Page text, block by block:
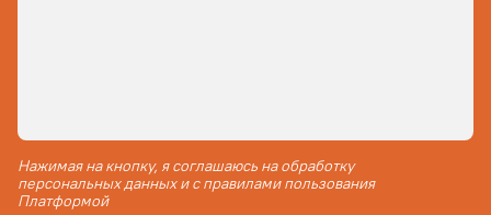
Нажимая на кнопку, я соглашаюсь на обработку
персональных данных и с правилами пользования
Платформой